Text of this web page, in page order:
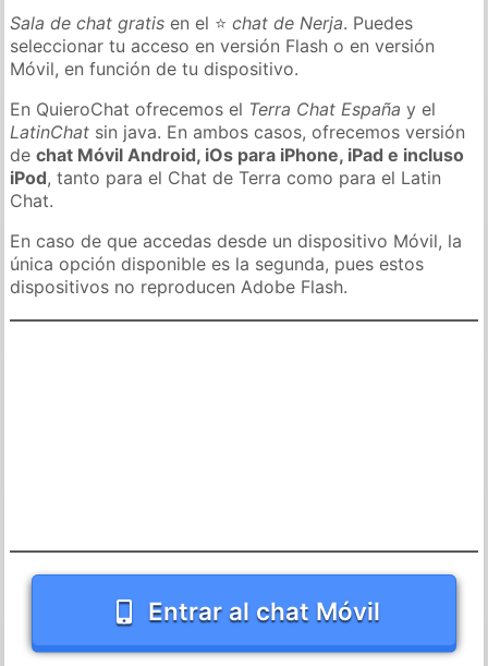
Sala de chat gratis en el ⭐chat de Nerja. Puedes
seleccionar tu acceso en versión Flash o en versión
Móvil, en función de tu dispositivo.
En QuieroChat ofrecemos el Terra Chat España y el
LatinChat sin java. En ambos casos, ofrecemos versión
dechat Móvil Android, iOs para iPhone, iPad e incluso
iPod, tanto para el Chat de Terra como para el Latin
Chat.
En caso de que accedas desde un dispositivo Móvil, la
única opción disponible es la segunda, pues estos
dispositivos no reproducen Adobe Flash.
Entrar al chat Móvil